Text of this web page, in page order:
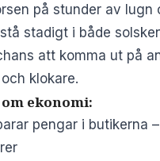
på stunder av lugn
stadigt i både
att komma ut på
klokare.
ekonomi:
pengar i butikerna